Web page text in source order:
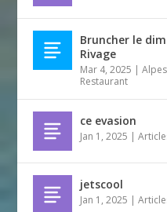
Bruncher le
Rivage
Mar 4, 2025 |
Restaurant
ce evasion
Jan 1, 2025 |
jetscool
Jan 1, 2025 |